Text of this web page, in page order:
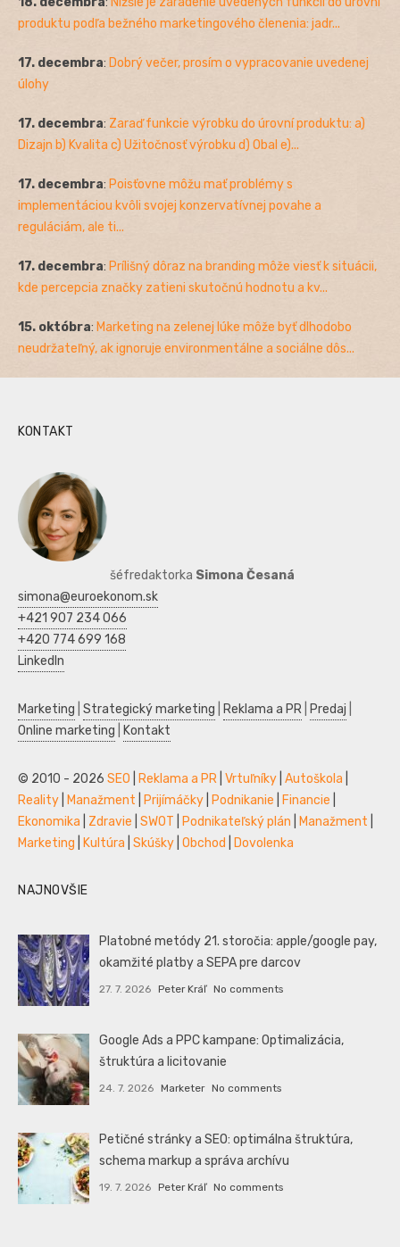
produktu podľa bežného marketingového členenia: jadr...
17. decembra: Dobrý večer, prosím o vypracovanie uvedenej
úlohy
17. decembra: Zaraď funkcie výrobku do úrovní produktu: a)
Dizajn b) Kvalita c) Užitočnosť výrobku d) Obal e)...
17. decembra: Poisťovne môžu mať problémy s
implementáciou kvôli svojej konzervatívnej povahe a
reguláciám, ale ti...
17. decembra: Prílišný dôraz na branding môže viesť k situácii,
kde percepcia značky zatieni skutočnú hodnotu a kv...
15. októbra: Marketing na zelenej lúke môže byť dlhodobo
neudržateľný, ak ignoruje environmentálne a sociálne dôs...
KONTAKT
šéfredaktorka Simona Česaná
simona@euroekonom.sk
+421 907 234 066
+420 774 699 168
LinkedIn
Marketing Strategický marketing Reklama a PR Predaj
Online marketing
Kontakt
© 2010 - 2026 SEO Reklama a PR Vrtuľníky Autoškola
Reality
Manažment Prijímáčky Podnikanie Financie
Ekonomika
Zdravie SWOT Podnikateľský plán Manažment
Marketing
Kultúra Skúšky Obchod Dovolenka
NAJNOVŠIE
Platobné metódy 21. storočia: apple/google pay,
okamžité platby a SEPA pre darcov
27. 7. 2026 Peter Kráľ No comments
Google Ads a PPC kampane: Optimalizácia,
štruktúra a licitovanie
24. 7. 2026 Marketer No comments
Petičné stránky a SEO: optimálna štruktúra,
schema markup a správa archívu
19. 7. 2026 Peter Kráľ No comments